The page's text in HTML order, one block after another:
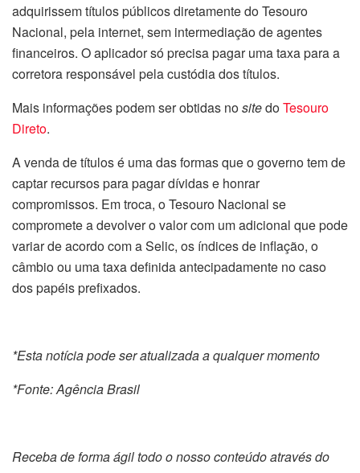
adquirissem títulos públicos diretamente do Tesouro
Nacional, pela internet, sem intermediação de agentes
financeiros. O aplicador só precisa pagar uma taxa para a
corretora responsável pela custódia dos títulos.
Mais informações podem ser obtidas nositedoTesouro
Direto.
A venda de títulos é uma das formas que o governo tem de
captar recursos para pagar dívidas e honrar
compromissos. Em troca, o Tesouro Nacional se
compromete a devolver o valor com um adicional que pode
variar de acordo com a Selic, os índices de inflação, o
câmbio ou uma taxa definida antecipadamente no caso
dos papéis prefixados.
*Esta notícia pode ser atualizada a qualquer momento
*Fonte: Agência Brasil
Receba de forma ágil todo o nosso conteúdo através do